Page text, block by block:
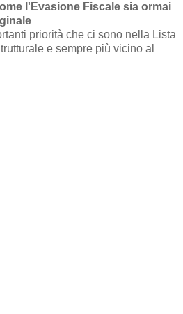
l'Evasione Fiscale sia ormai
priorità che ci sono nella Lista
e sempre più vicino al